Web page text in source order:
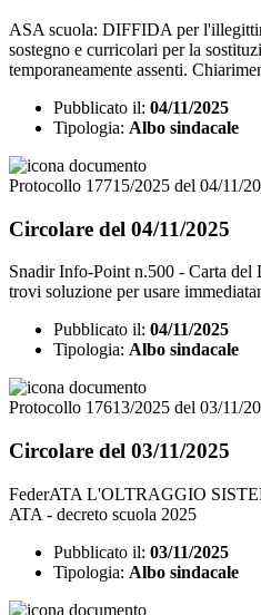
ASA scuola: DIFFIDA per
sostegno e curricolari per la
temporaneamente assenti.
Pubblicato il: 04/11/2025
Tipologia: Albo sindacale
Protocollo 17715/2025 del 04/11/
Circolare del 04/11/2025
Snadir Info-Point n.500 - Carta del
trovi soluzione per usare
Pubblicato il: 04/11/2025
Tipologia: Albo sindacale
Protocollo 17613/2025 del 03/11/
Circolare del 03/11/2025
FederATA L'OLTRAGGIO
ATA - decreto scuola 2025
Pubblicato il: 03/11/2025
Tipologia: Albo sindacale